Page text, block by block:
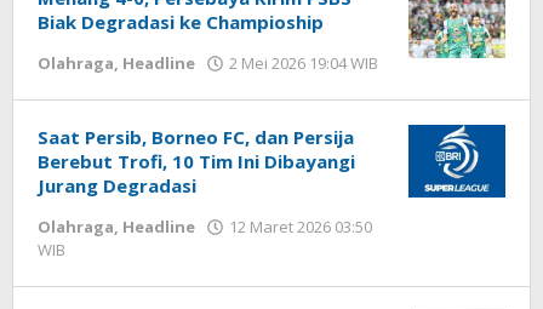
Biak Degradasi ke Champioship
Olahraga, Headline 2 Mei 2026 19:04 WIB
oleh
Saat Persib, Borneo FC, dan Persija
Berebut Trofi, 10 Tim Ini Dibayangi
Jurang Degradasi
Olahraga, Headline
12 Maret 2026 03:50
WIB